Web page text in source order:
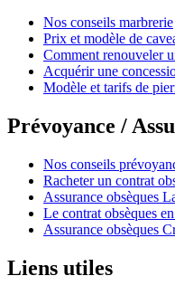
Nos conseils marbrerie
Prix et modèle de
Comment renouveler
Acquérir une
Modèle et tarifs de
Prévoyance /
Nos conseils
Racheter un contrat
Assurance obsèques
Le contrat obsèques
Assurance obsèques
Liens utiles